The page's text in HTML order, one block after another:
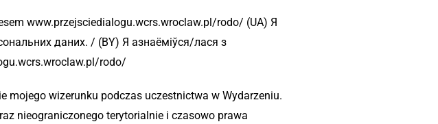
www.przejsciedialogu.wcrs.wroclaw.pl/rodo/ (UA) Я
даних. / (BY) Я азнаёміўся/лася з
rodo/
mojego wizerunku podczas uczestnictwa w Wydarzeniu.
nieograniczonego terytorialnie i czasowo prawa